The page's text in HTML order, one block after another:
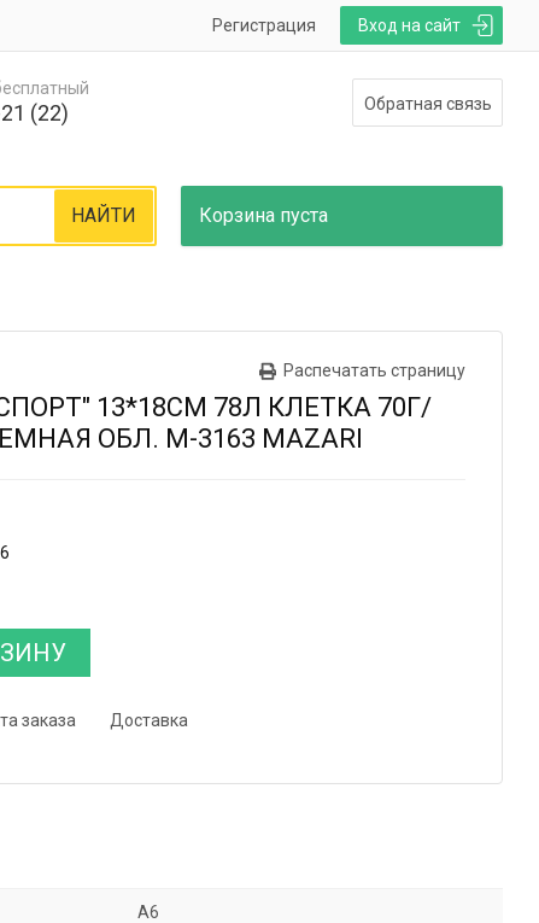
Вход на сайт
Регистрация
(22) Обратная связь
Корзина пуста
НАЙТИ
Распечатать страницу
13*18СМ 78Л КЛЕТКА 70Г/
ОБЛ. М-3163 MAZARI
заказа Доставка
А6